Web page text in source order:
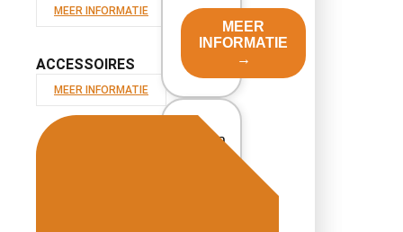
ACCESSOIRES
MEER INFORMATIE
MEER INFORMATIE
MEER
INFORMATIE
→